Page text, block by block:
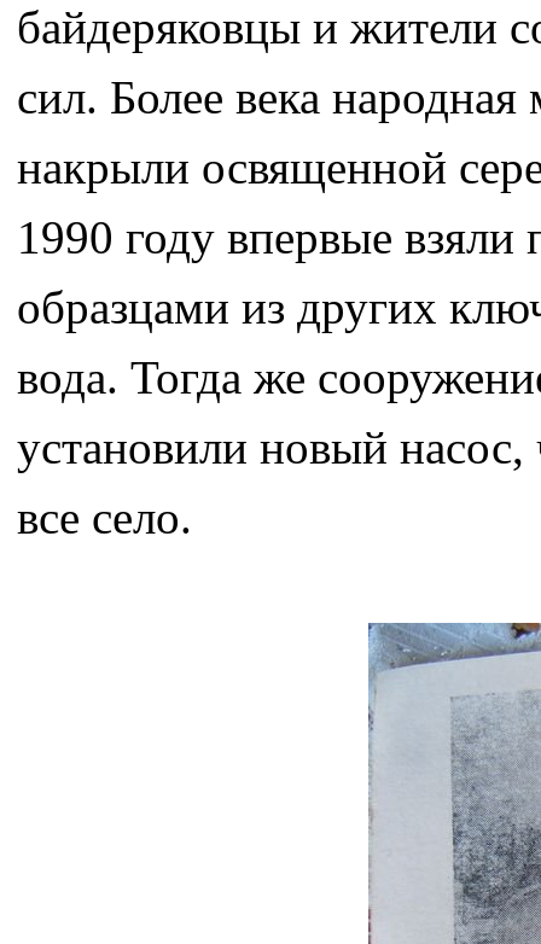
байдеряковцы и жители
сил. Более века
накрыли освященной
1990 году впервые
образцами из других
вода. Тогда же
установили новый насос,
все село.